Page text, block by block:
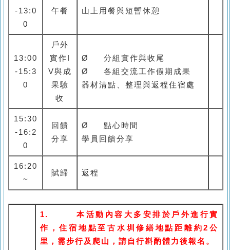
-13:0
0
午餐 山上用餐與短暫休憩
13:00
-15:3
0
戶外
實作I
V與成
果驗
收
Ø 分組實作與收尾
Ø 各組交流工作假期成果
器材清點、整理與返程住宿處
15:30
-16:2
0
回饋
分享
Ø 點心時間
學員回饋分享
16:20
~
賦歸 返程
1.本活動內容大多安排於戶外進行實
作，住宿地點至古水圳修繕地點距離約2公
里，需步行及爬山，請自行斟酌體力後報名。